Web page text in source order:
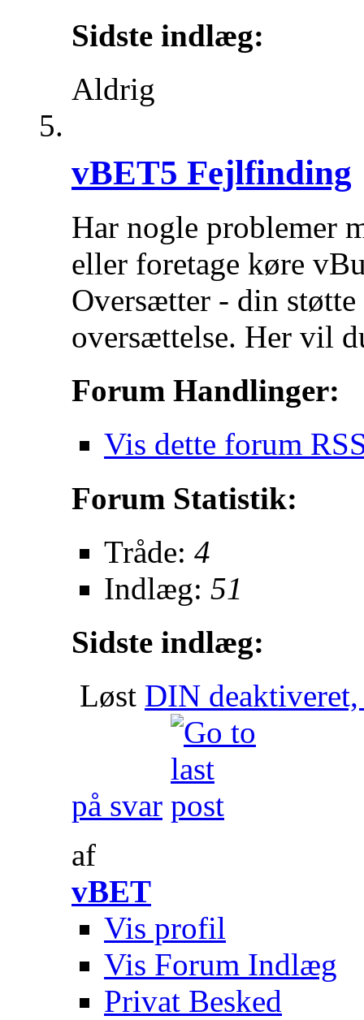
Sidste indlæg:
Aldrig
vBET5 Fejlfinding
Har nogle problemer
eller foretage køre
Oversætter - din
oversættelse. Her vil
Forum Handlinger:
Vis dette forum
Forum Statistik:
Tråde: 4
Indlæg: 51
Sidste indlæg:
Løst DIN
på svar
af
vBET
Vis profil
Vis Forum Indlæg
Privat Besked